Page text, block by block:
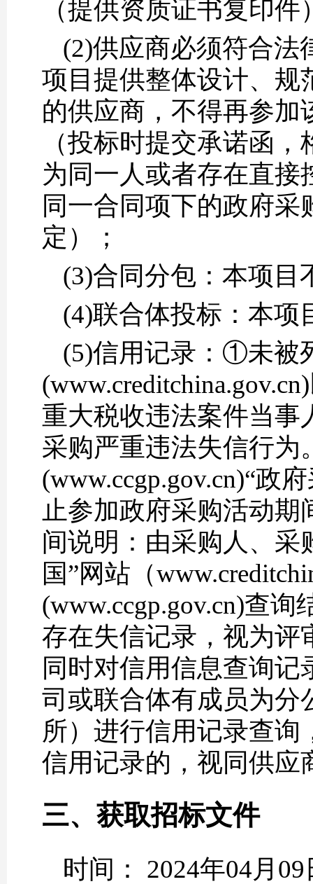
（提供资质证书复印件
(2)供应商必须符合
项目提供整体设计、规
的供应商，不得再参加
（投标时提交承诺函
为同一人或者存在直
同一合同项下的政府
定）；
(3)合同分包：本项目
(4)联合体投标：本项
(5)信用记录：①未被
重大税收违法案件当事
采购严重违法失信行
(www.ccgp.gov.cn)“政
止参加政府采购活动
间说明：由采购人、采
国”网站（
(www.ccgp.gov.cn)查
存在失信记录，视为评
同时对信用信息查询
司或联合体有成员为分
所）进行信用记录查
信用记录的，视同供应
三、获取招标文件
时间： 2024年04月